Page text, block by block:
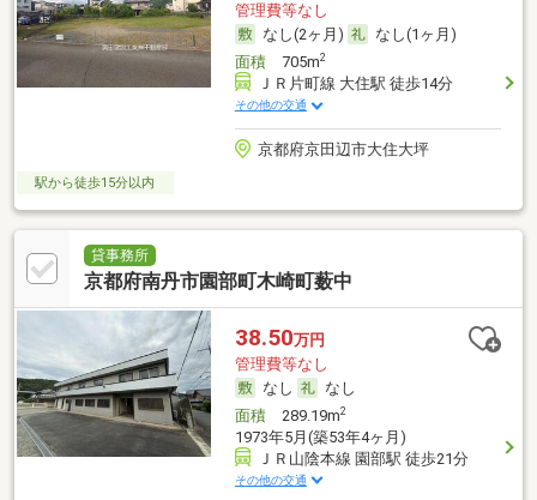
管理費等なし
なし(2ヶ月)
なし(1ヶ月)
面積705m2
ＪＲ片町線 大住駅 徒歩14分
その他の交通
京都府京田辺市大住大坪
駅から徒歩15分以内
貸事務所
京都府南丹市園部町木崎町薮中
38.50万円
管理費等なし
なし
なし
面積289.19m2
1973年5月(築53年4ヶ月)
ＪＲ山陰本線 園部駅 徒歩21分
その他の交通